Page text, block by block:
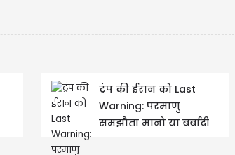
ट्रंप की ईरान को Last
Warning: परमाणु
समझौता मानो या बर्बादी